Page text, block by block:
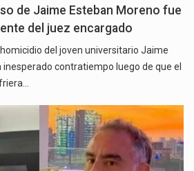
de Jaime Esteban Moreno fue
del juez encargado
del joven universitario Jaime
contratiempo luego de que el